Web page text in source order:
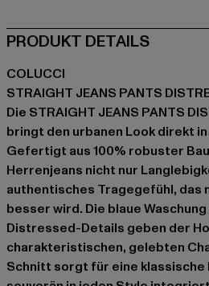
PRODUKT DETAILS
COLUCCI
STRAIGHT JEANS PANTS
Die STRAIGHT JEANS PANTS
bringt den urbanen Look direkt
Gefertigt aus 100% robuster
Herrenjeans nicht nur
authentisches Tragegefühl, das
besser wird. Die blaue
Distressed-Details geben der
charakteristischen, gelebten
Schnitt sorgt für eine klassische